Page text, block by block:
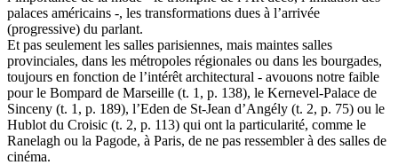
palaces américains -, les transformations dues à l’arrivée
(progressive) du parlant.
Et pas seulement les salles parisiennes, mais maintes salles
provinciales, dans les métropoles régionales ou dans les bourgades,
toujours en fonction de l’intérêt architectural - avouons notre faible
pour le Bompard de Marseille (t. 1, p. 138), le Kernevel-Palace de
Sinceny (t. 1, p. 189), l’Eden de St-Jean d’Angély (t. 2, p. 75) ou le
Hublot du Croisic (t. 2, p. 113) qui ont la particularité, comme le
Ranelagh ou la Pagode, à Paris, de ne pas ressembler à des salles de
cinéma.